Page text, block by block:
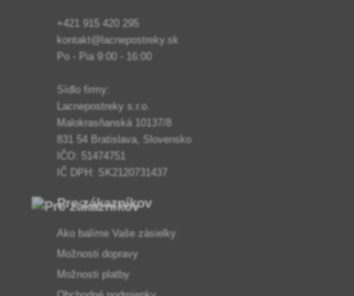
+421 915 420 295
kontakt@lacnepostreky.sk
Po - Pia 9:00 - 16:00
Sídlo firmy:
Lacnepostreky s.r.o.
Malokrasňanská 10137/8
831 54 Bratislava, Slovensko
IČO: 51474751
IČ DPH: SK2120731437
Pre zákazníkov
Ako balíme Vaše zásielky
Možnosti dopravy
Možnosti platby